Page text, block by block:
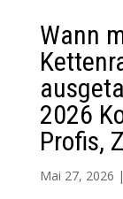
Wann
2026
Profis,
Mai 27, 2026 |